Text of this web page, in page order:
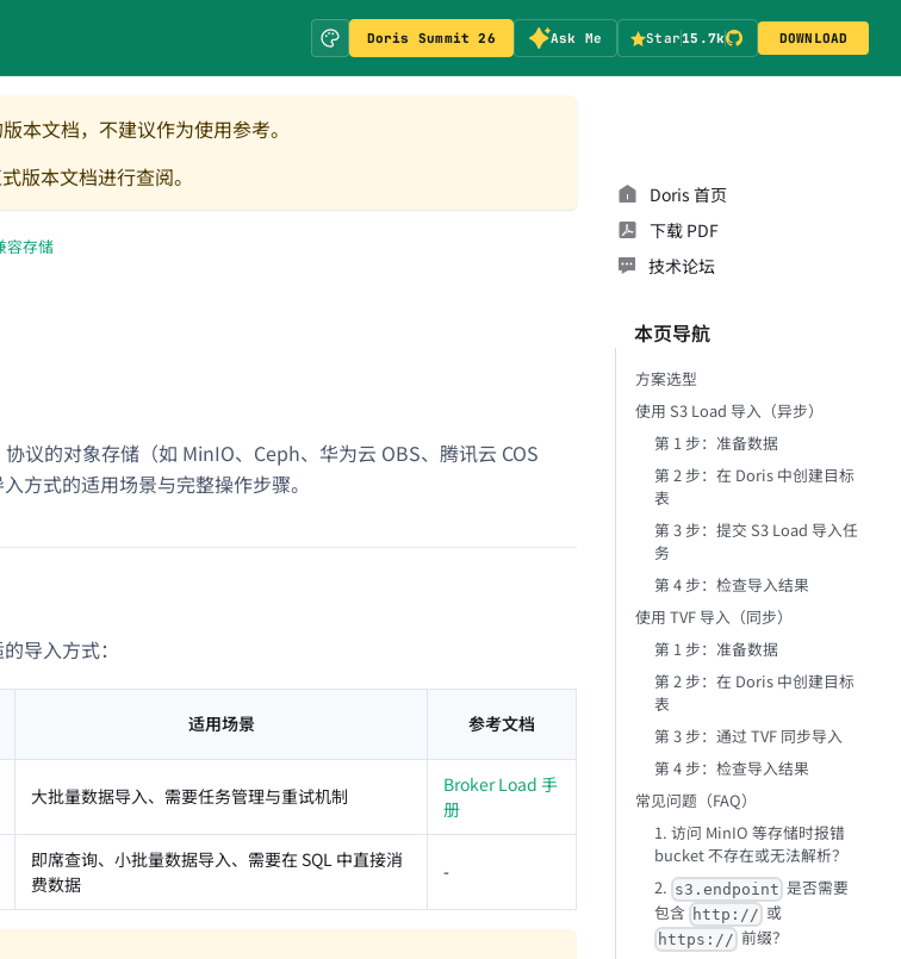
Doris Summit 26 Ask Me Star15.7k DOWNLOAD
本文档，不建议作为使用参考。
版本文档进行查阅。
容存储
议的对象存储（如 MinIO、Ceph、华为云 OBS、腾讯云 COS
方式的适用场景与完整操作步骤。
导入方式：
适用场景 参考文档
大批量数据导入、需要任务管理与重试机制
Broker Load 手
册
即席查询、小批量数据导入、需要在 SQL 中直接消
费数据
-
Doris 首页
下载 PDF
技术论坛
本页导航
方案选型
使用 S3 Load 导入（异步）
第 1 步：准备数据
第 2 步：在 Doris 中创建目标
表
第 3 步：提交 S3 Load 导入任
务
第 4 步：检查导入结果
使用 TVF 导入（同步）
第 1 步：准备数据
第 2 步：在 Doris 中创建目标
表
第 3 步：通过 TVF 同步导入
第 4 步：检查导入结果
常见问题（FAQ）
1. 访问 MinIO 等存储时报错
bucket 不存在或无法解析？
2. s3.endpoint 是否需要
包含 http:// 或
https:// 前缀？